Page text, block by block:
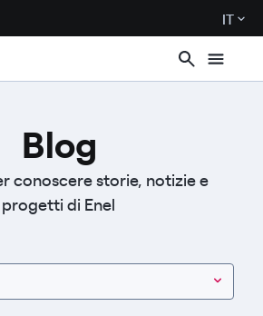
IT
Blog
conoscere storie, notizie e
progetti di Enel